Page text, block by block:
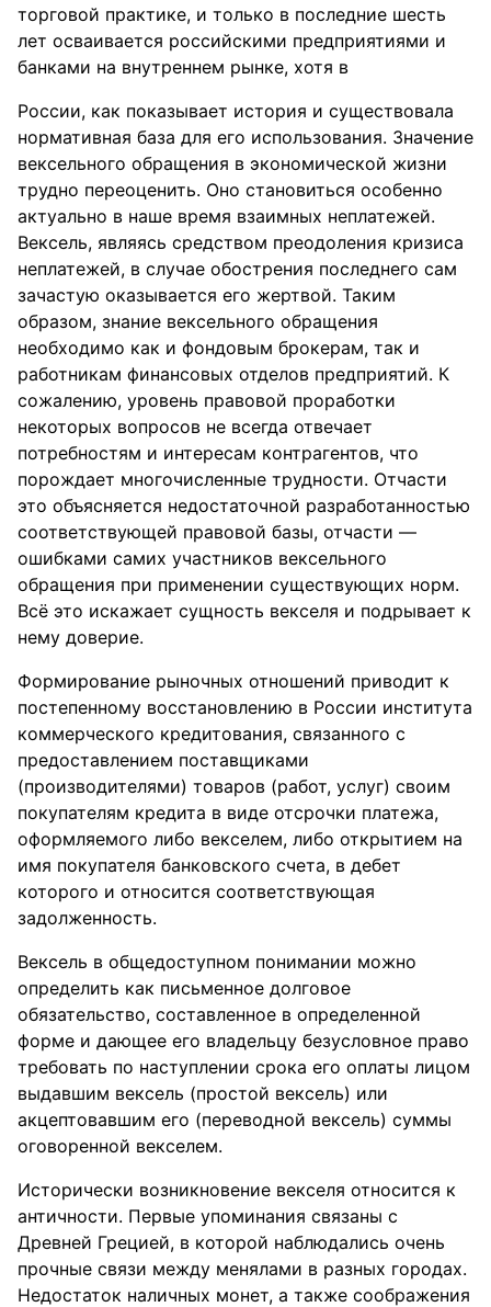
торговой практике, и только в последние шесть
лет осваивается российскими предприятиями и
банками на внутреннем рынке, хотя в
России, как показывает история и существовала
нормативная база для его использования. Значение
вексельного обращения в экономической жизни
трудно переоценить. Оно становиться особенно
актуально в наше время взаимных неплатежей.
Вексель, являясь средством преодоления кризиса
неплатежей, в случае обострения последнего сам
зачастую оказывается его жертвой. Таким
образом, знание вексельного обращения
необходимо как и фондовым брокерам, так и
работникам финансовых отделов предприятий. К
сожалению, уровень правовой проработки
некоторых вопросов не всегда отвечает
потребностям и интересам контрагентов, что
порождает многочисленные трудности. Отчасти
это объясняется недостаточной разработанностью
соответствующей правовой базы, отчасти —
ошибками самих участников вексельного
обращения при применении существующих норм.
Всё это искажает сущность векселя и подрывает к
нему доверие.
Формирование рыночных отношений приводит к
постепенному восстановлению в России института
коммерческого кредитования, связанного с
предоставлением поставщиками
(производителями) товаров (работ, услуг) своим
покупателям кредита в виде отсрочки платежа,
оформляемого либо векселем, либо открытием на
имя покупателя банковского счета, в дебет
которого и относится соответствующая
задолженность.
Вексель в общедоступном понимании можно
определить как письменное долговое
обязательство, составленное в определенной
форме и дающее его владельцу безусловное право
требовать по наступлении срока его оплаты лицом
выдавшим вексель (простой вексель) или
акцептовавшим его (переводной вексель) суммы
оговоренной векселем.
Исторически возникновение векселя относится к
античности. Первые упоминания связаны с
Древней Грецией, в которой наблюдались очень
прочные связи между менялами в разных городах.
Недостаток наличных монет, а также соображения